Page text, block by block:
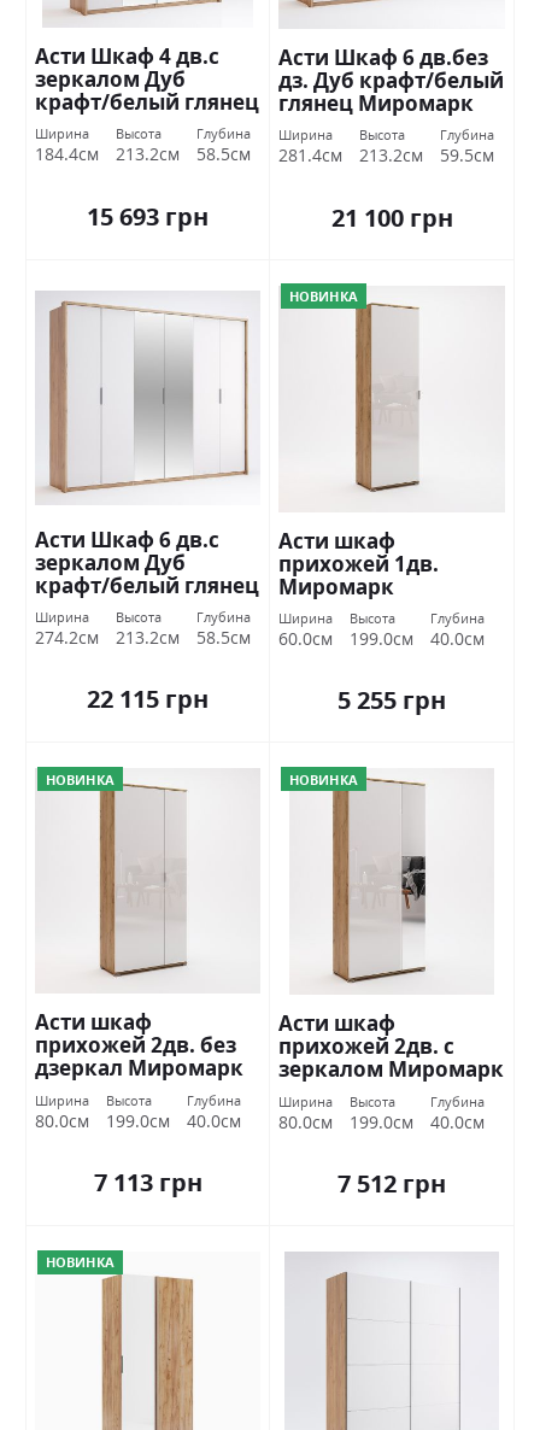
Асти Шкаф 4 дв.с
зеркалом Дуб
крафт/белый глянец
Миромарк
Ширина
184.4см
Высота
213.2см
Глубина
58.5см
15 693 грн
Асти Шкаф 6 дв.без
дз. Дуб крафт/белый
глянец Миромарк
Ширина
281.4см
Высота
213.2см
Глубина
59.5см
21 100 грн
Асти Шкаф 6 дв.с
зеркалом Дуб
крафт/белый глянец
Миромарк
Ширина
274.2см
Высота
213.2см
Глубина
58.5см
22 115 грн
НОВИНКА
Асти шкаф
прихожей 1дв.
Миромарк
Ширина
60.0см
Высота
199.0см
Глубина
40.0см
5 255 грн
НОВИНКА
Асти шкаф
прихожей 2дв. без
дзеркал Миромарк
Ширина
80.0см
Высота
199.0см
Глубина
40.0см
7 113 грн
НОВИНКА
Асти шкаф
прихожей 2дв. с
зеркалом Миромарк
Ширина
80.0см
Высота
199.0см
Глубина
40.0см
7 512 грн
НОВИНКА